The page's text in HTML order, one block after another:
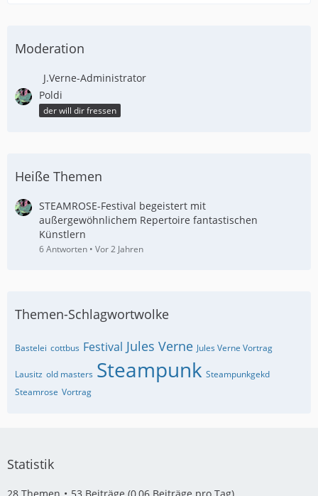
Moderation
J.Verne-Administrator
Poldi
der will dir fressen
Heiße Themen
STEAMROSE-Festival begeistert mit
außergewöhnlichem Repertoire fantastischen
Künstlern
6 Antworten Vor 2 Jahren
Themen-Schlagwortwolke
Bastelei cottbus Festival Jules Verne Jules Verne Vortrag
Lausitz old masters Steampunk Steampunkgekd
Steamrose Vortrag
Statistik